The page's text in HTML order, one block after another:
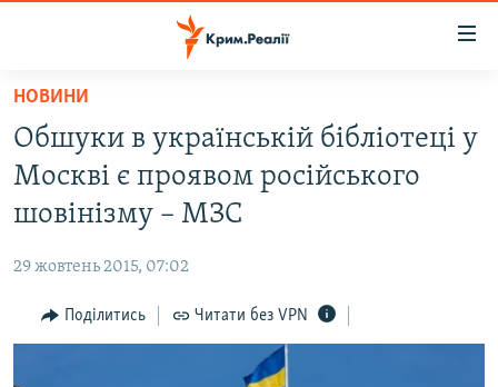
Перейти
основного
матеріалу
Перейти
до
основної
Перейти
до
НОВИНИ
ВОДА.КРИМ
ВІДЕО ТА ФОТО
БЛОГИ
ПОГЛЯД
НОВИНИ
Обшуки в українській бібліотеці у
Москві є проявом російського
шовінізму – МЗС
29 жовтень 2015, 07:02
Поділитись Читати без VPN